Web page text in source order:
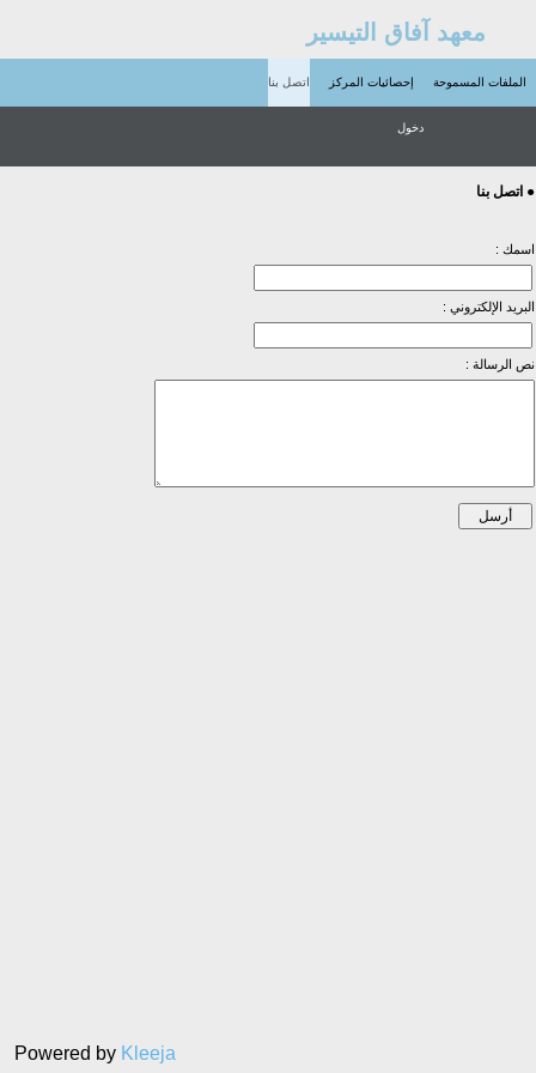
Powered by Kleeja
معهد آفاق التيسير
الملفات المسموحة إحصائيات المركز اتصل بنا
دخول
● اتصل بنا
اسمك :
البريد الإلكتروني :
نص الرسالة :